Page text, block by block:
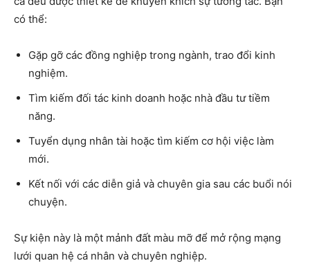
có thể:
Gặp gỡ các đồng nghiệp trong ngành, trao đổi kinh
nghiệm.
Tìm kiếm đối tác kinh doanh hoặc nhà đầu tư tiềm
năng.
Tuyển dụng nhân tài hoặc tìm kiếm cơ hội việc làm
mới.
Kết nối với các diễn giả và chuyên gia sau các buổi nói
chuyện.
Sự kiện này là một mảnh đất màu mỡ để mở rộng mạng
lưới quan hệ cá nhân và chuyên nghiệp.